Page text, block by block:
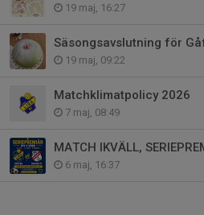
19 maj, 16:27
Säsongsavslutning för
19 maj, 09:22
Matchklimatpolicy 2026
7 maj, 08:49
MATCH IKVÄLL,
6 maj, 16:37